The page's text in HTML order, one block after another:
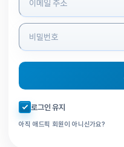
자동로그인 체크
로그인 유지
아직 애드픽 회원이 아니신가요?